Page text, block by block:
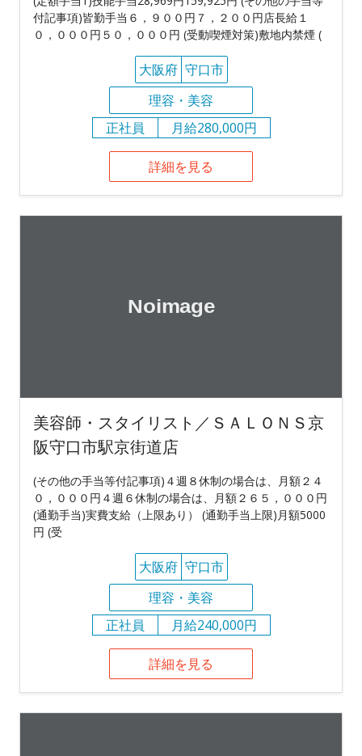
付記事項)皆勤手当６，９００円７，２００円店長給１
０，０００円５０，０００円 (受動喫煙対策)敷地内禁煙 (
大阪府 守口市
理容・美容
正社員
月給280,000円
詳細を見る
美容師・スタイリスト／ＳＡＬＯＮＳ京
阪守口市駅京街道店
(その他の手当等付記事項)４週８休制の場合は、月額２４
０，０００円４週６休制の場合は、月額２６５，０００円
(通勤手当)実費支給（上限あり） (通勤手当上限)月額5000
円 (受
大阪府 守口市
理容・美容
正社員
月給240,000円
詳細を見る